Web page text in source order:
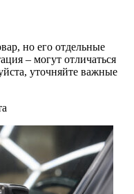
но его отдельные
– могут отличаться
уточняйте важные